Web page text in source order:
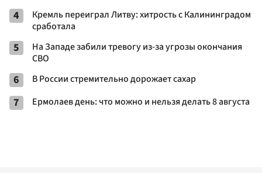
4
Кремль переиграл Литву: хитрость с Калининградом
сработала
5
На Западе забили тревогу из-за угрозы окончания
СВО
6 В России стремительно дорожает сахар
7 Ермолаев день: что можно и нельзя делать 8 августа